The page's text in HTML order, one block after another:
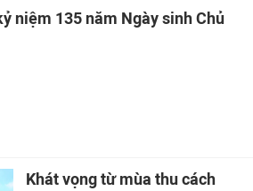
niệm 135 năm Ngày sinh Chủ
Khát vọng từ mùa thu cách